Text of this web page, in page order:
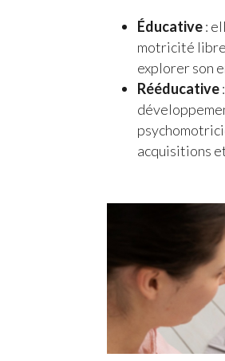
Éducative:
motricité
explorer son
Rééducative
acquisitions